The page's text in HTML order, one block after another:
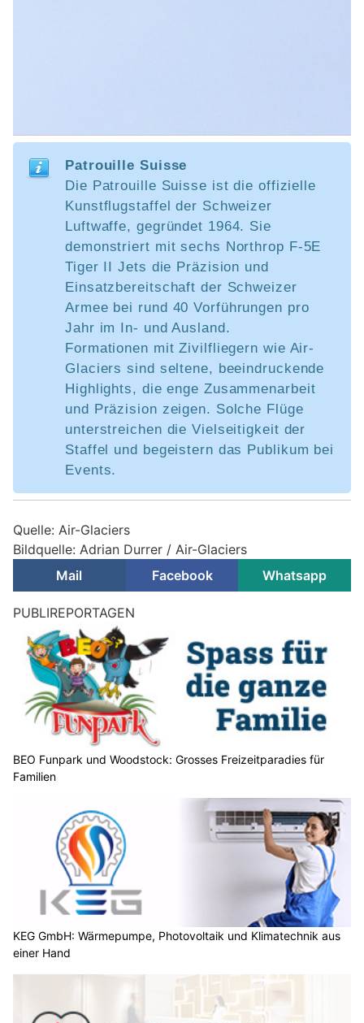
Patrouille Suisse
Die Patrouille Suisse ist die offizielle
Kunstflugstaffel der Schweizer
Luftwaffe, gegründet 1964. Sie
demonstriert mit sechs Northrop F-5E
Tiger II Jets die Präzision und
Einsatzbereitschaft der Schweizer
Armee bei rund 40 Vorführungen pro
Jahr im In- und Ausland.
Formationen mit Zivilfliegern wie Air-
Glaciers sind seltene, beeindruckende
Highlights, die enge Zusammenarbeit
und Präzision zeigen. Solche Flüge
unterstreichen die Vielseitigkeit der
Staffel und begeistern das Publikum bei
Events.
Quelle: Air-Glaciers
Bildquelle: Adrian Durrer / Air-Glaciers
Mail
Facebook Whatsapp
PUBLIREPORTAGEN
BEO Funpark und Woodstock: Grosses Freizeitparadies für
Familien
KEG GmbH: Wärmepumpe, Photovoltaik und Klimatechnik aus
einer Hand